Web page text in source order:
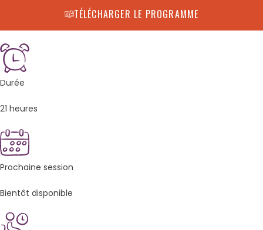
TÉLÉCHARGER LE PROGRAMME
Durée
21 heures
Prochaine session
Bientôt disponible